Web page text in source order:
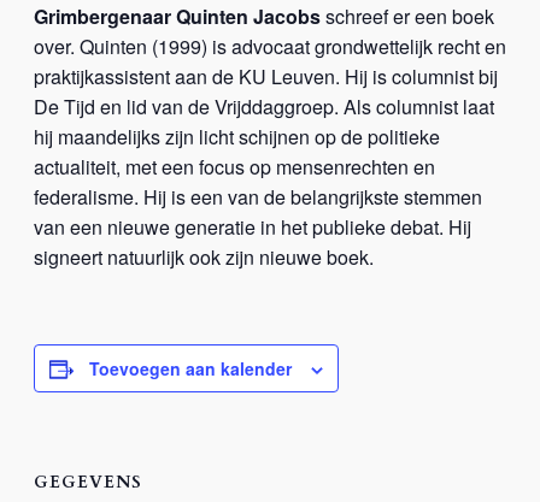
Grimbergenaar Quinten Jacobsschreef er een boek
over. Quinten (1999) is advocaat grondwettelijk recht en
praktijkassistent aan de KU Leuven. Hij is columnist bij
De Tijd en lid van de Vrijddaggroep. Als columnist laat
hij maandelijks zijn licht schijnen op de politieke
actualiteit, met een focus op mensenrechten en
federalisme. Hij is een van de belangrijkste stemmen
van een nieuwe generatie in het publieke debat. Hij
signeert natuurlijk ook zijn nieuwe boek.
Toevoegen aan kalender
GEGEVENS